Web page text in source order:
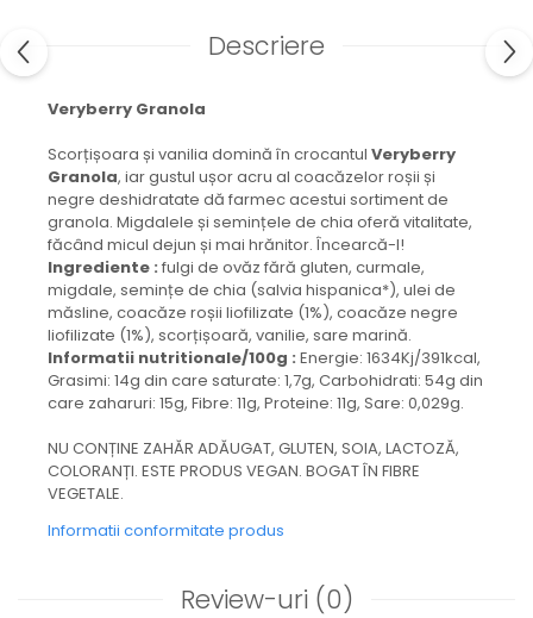
Descriere
Veryberry Granola
Scorțișoara și vanilia domină în crocantul Veryberry
Granola, iar gustul ușor acru al coacăzelor roșii și
negre deshidratate dă farmec acestui sortiment de
granola. Migdalele și semințele de chia oferă vitalitate,
făcând micul dejun și mai hrănitor. Încearcă-l!
Ingrediente : fulgi de ovăz fără gluten, curmale,
migdale, semințe de chia (salvia hispanica*), ulei de
măsline, coacăze roșii liofilizate (1%), coacăze negre
liofilizate (1%), scorțișoară, vanilie, sare marină.
Informatii nutritionale/100g : Energie: 1634Kj/391kcal,
Grasimi: 14g din care saturate: 1,7g, Carbohidrati: 54g din
care zaharuri: 15g, Fibre: 11g, Proteine: 11g, Sare: 0,029g.
NU CONȚINE ZAHĂR ADĂUGAT, GLUTEN, SOIA, LACTOZĂ,
COLORANȚI. ESTE PRODUS VEGAN. BOGAT ÎN FIBRE
VEGETALE.
Informatii conformitate produs
Review-uri (0)